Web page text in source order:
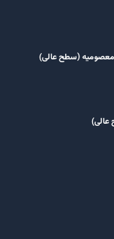
(سطح عالی)